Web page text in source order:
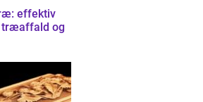
effektiv
træaffald og